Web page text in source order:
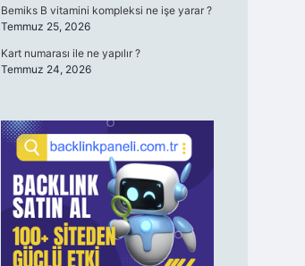
Bemiks B vitamini kompleksi ne işe yarar ?
Temmuz 25, 2026
Kart numarası ile ne yapılır ?
Temmuz 24, 2026